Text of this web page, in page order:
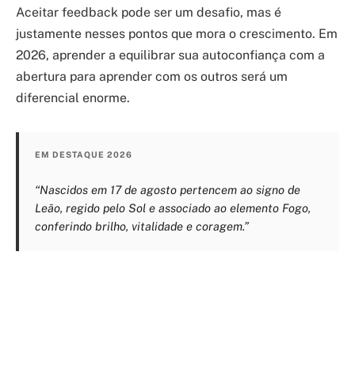
Aceitar feedback pode ser um desafio, mas é
justamente nesses pontos que mora o crescimento. Em
2026, aprender a equilibrar sua autoconfiança com a
abertura para aprender com os outros será um
diferencial enorme.
EM DESTAQUE 2026
“Nascidos em 17 de agosto pertencem ao signo de
Leão, regido pelo Sol e associado ao elemento Fogo,
conferindo brilho, vitalidade e coragem.”